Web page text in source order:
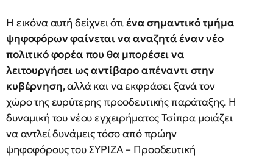
Η εικόνα αυτή δείχνει ότιένα σημαντικό τμήμα
ψηφοφόρων φαίνεται να αναζητά έναν νέο
πολιτικό φορέα που θα μπορέσει να
λειτουργήσει ως αντίβαρο απέναντι στην
κυβέρνηση, αλλά και να εκφράσει ξανά τον
χώρο της ευρύτερης προοδευτικής παράταξης. Η
δυναμική του νέου εγχειρήματος Τσίπρα μοιάζει
να αντλεί δυνάμεις τόσο από πρώην
ψηφοφόρους του ΣΥΡΙΖΑ – Προοδευτική